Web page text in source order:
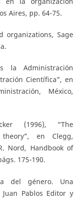
Aires, pp. 64-75.
organizations, Sage
la Administración
Científica”, en
México,
(1996), “The
en Clegg,
Nord, Handbook of
175-190.
del género. Una
Pablos Editor y